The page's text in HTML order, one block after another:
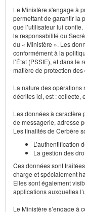
Le Ministère s'engage à
permettant de garantir la
que l’utilisateur lui
la responsabilité du
du « Ministère ». Les
conformément à la
l’État (PSSIE), et dans
matière de protection
La nature des
décrites ici, est : collecte,
Les données à caractère
de messagerie, adresse
Les finalités de Cerbère
L’authentification
La gestion des
Ces données sont
charge et spécialement
Elles sont également
applications auxquelles
Le Ministère s’engage à